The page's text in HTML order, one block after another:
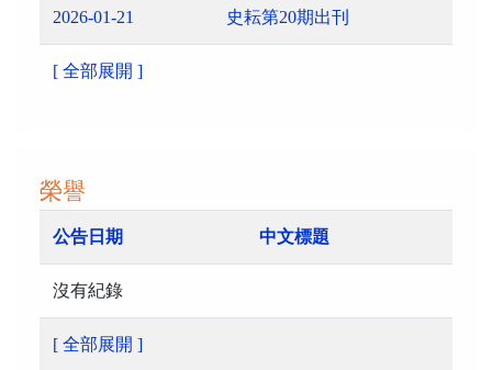
2026-01-21 史耘第20期出刊
[ 全部展開 ]
榮譽
公告日期 中文標題
沒有紀錄
[ 全部展開 ]